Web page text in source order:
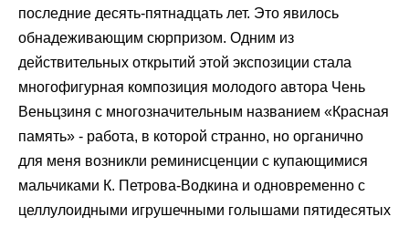
последние десять-пятнадцать лет. Это явилось
обнадеживающим сюрпризом. Одним из
действительных открытий этой экспозиции стала
многофигурная композиция молодого автора Чень
Веньцзиня с многозначительным названием «Красная
память» - работа, в которой странно, но органично
для меня возникли реминисценции с купающимися
мальчиками К. Петрова-Водкина и одновременно с
целлулоидными игрушечными голышами пятидесятых